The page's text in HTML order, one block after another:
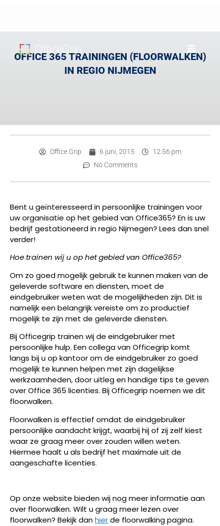
OFFICE 365 TRAININGEN (FLOORWALKEN)
IN REGIO NIJMEGEN
Office Grip 6 juni, 2015
12:56 pm
No Comments
Bent u geïnteresseerd in persoonlijke trainingen voor
uw organisatie op het gebied van Office365? En is uw
bedrijf gestationeerd in regio Nijmegen? Lees dan snel
verder!
Hoe trainen wij u op het gebied van Office365?
Om zo goed mogelijk gebruik te kunnen maken van de
geleverde software en diensten, moet de
eindgebruiker weten wat de mogelijkheden zijn. Dit is
namelijk een belangrijk vereiste om zo productief
mogelijk te zijn met de geleverde diensten.
Bij Officegrip trainen wij de eindgebruiker met
persoonlijke hulp. Een collega van Officegrip komt
langs bij u op kantoor om de eindgebruiker zo goed
mogelijk te kunnen helpen met zijn dagelijkse
werkzaamheden, door uitleg en handige tips te geven
over Office 365 licenties. Bij Officegrip noemen we dit
floorwalken.
Floorwalken is effectief omdat de eindgebruiker
persoonlijke aandacht krijgt, waarbij hij of zij zelf kiest
waar ze graag meer over zouden willen weten.
Hiermee haalt u als bedrijf het maximale uit de
aangeschafte licenties.
Op onze website bieden wij nog meer informatie aan
over floorwalken. Wilt u graag meer lezen over
floorwalken? Bekijk danhierde floorwalking pagina.